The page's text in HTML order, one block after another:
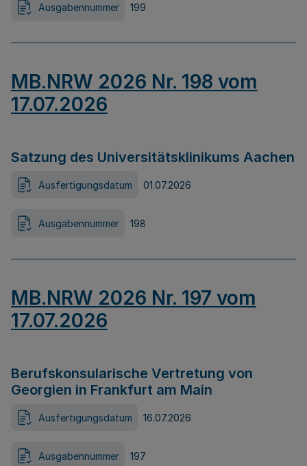
Ausgabennummer 199
MB.NRW 2026 Nr. 198 vom
17.07.2026
Satzung des Universitätsklinikums Aachen
Ausfertigungsdatum 01.07.2026
Ausgabennummer 198
MB.NRW 2026 Nr. 197 vom
17.07.2026
Berufskonsularische Vertretung von
Georgien in Frankfurt am Main
Ausfertigungsdatum 16.07.2026
Ausgabennummer 197